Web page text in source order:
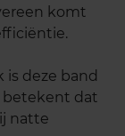
komt
deze band
betekent dat
natte